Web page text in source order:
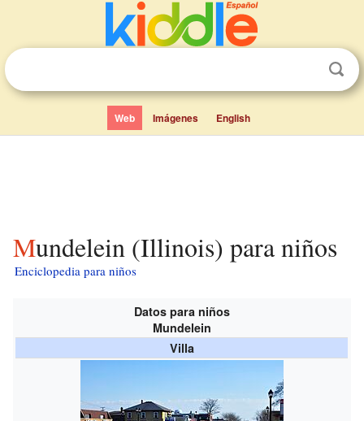
Web Imágenes English
Mundelein (Illinois) para niños
Enciclopedia para niños
Datos para niños
Mundelein
Villa